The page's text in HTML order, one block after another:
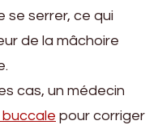
se serrer, ce qui
de la mâchoire
cas, un médecin
buccale pour corriger